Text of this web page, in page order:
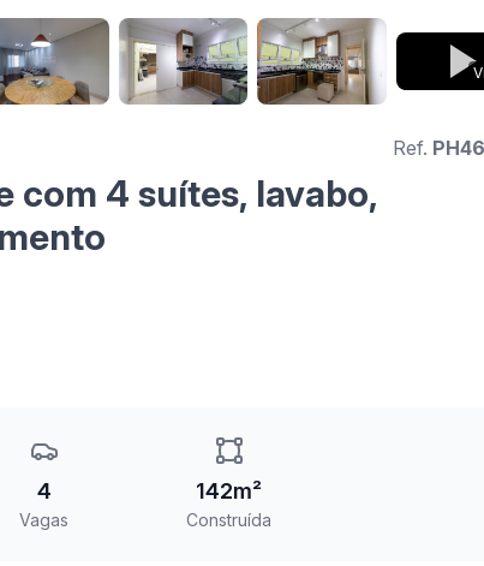
Ref.
com 4 suítes, lavabo,
4
Vagas
142m²
Construída